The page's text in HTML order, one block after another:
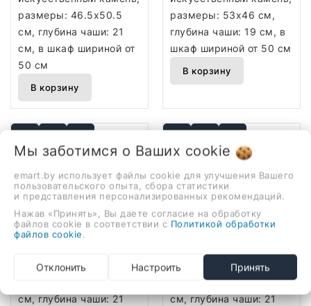
размеры: 46.5x50.5
см, глубина чаши: 21
см, в шкаф шириной от
50 см
В корзину
размеры: 53x46 см,
глубина чаши: 19 см, в
шкаф шириной от 50 см
В корзину
Кухонная мойка ZorG
Como 46 (песчаный
берег)
399,00 руб.
врезная на
искусственный камень,
см, глубина чаши: 21
Кухонная мойка ZorG
Como 46 (белый
камень)
399,00 руб.
искусственный камень,
размеры: 46.5x50.5
см, глубина чаши: 21
Мы заботимся о Ваших cookie
emart.by использует файлы cookie для улучшения Вашего
пользовательского опыта, сбора статистики
и представления персонализированных рекомендаций.
Нажав «Принять», Вы даете согласие на обработку
файлов cookie в соответствии с Политикой обработки
файлов cookie
Отклонить Настроить Принять